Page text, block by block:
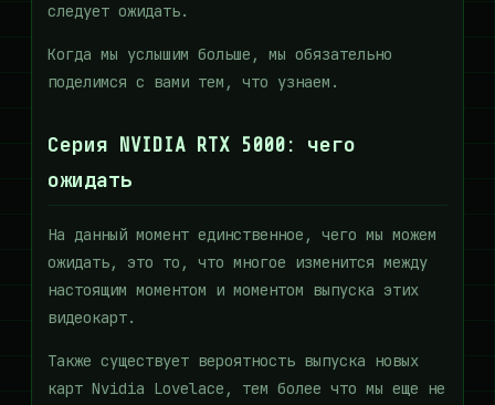
следует ожидать.
Когда мы услышим больше, мы обязательно
поделимся с вами тем, что узнаем.
Серия NVIDIA RTX 5000: чего
ожидать
На данный момент единственное, чего мы можем
ожидать, это то, что многое изменится между
настоящим моментом и моментом выпуска этих
видеокарт.
Также существует вероятность выпуска новых
карт Nvidia Lovelace, тем более что мы еще не